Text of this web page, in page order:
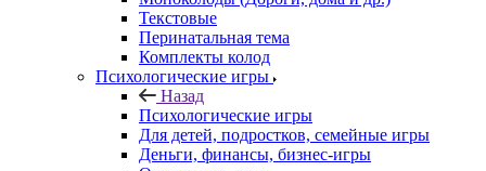
Текстовые
Перинатальная тема
Комплекты колод
Психологические игры
Назад
Психологические игры
Для детей, подростков, семейные игры
Деньги, финансы, бизнес-игры